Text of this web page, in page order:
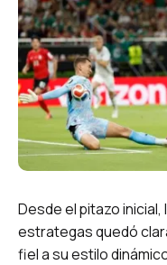
Desde el pitazo
estrategas quedó
fiel a su estilo